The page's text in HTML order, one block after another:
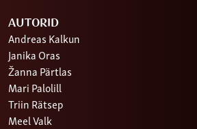
AUTORID
Andreas Kalkun
Janika Oras
Žanna Pärtlas
Mari Palolill
Triin Rätsep
Meel Valk